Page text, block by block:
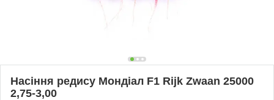
Насіння редису Мондіал F1 Rijk Zwaan 25000
2,75-3,00